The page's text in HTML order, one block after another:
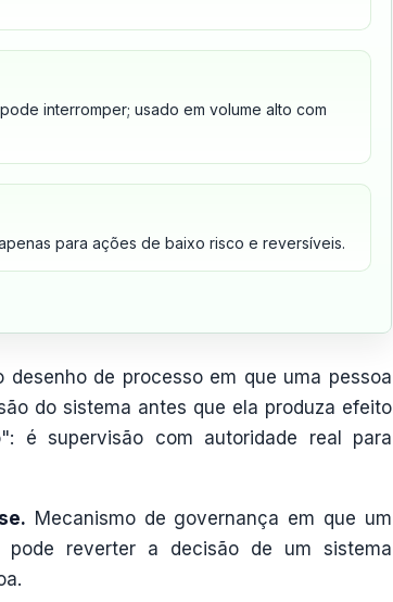
interromper; usado em volume alto com
para ações de baixo risco e reversíveis.
de processo em que uma pessoa
do sistema antes que ela produza efeito
é supervisão com autoridade real para
Mecanismo de governança em que um
reverter a decisão de um sistema